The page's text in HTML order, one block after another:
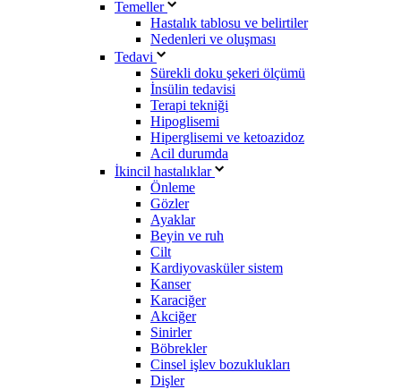
Temeller
Hastalık tablosu ve belirtiler
Nedenleri ve oluşması
Tedavi
Sürekli doku şekeri ölçümü
İnsülin tedavisi
Terapi tekniği
Hipoglisemi
Hiperglisemi ve ketoazidoz
Acil durumda
İkincil hastalıklar
Önleme
Gözler
Ayaklar
Beyin ve ruh
Cilt
Kardiyovasküler sistem
Kanser
Karaciğer
Akciğer
Sinirler
Böbrekler
Cinsel işlev bozuklukları
Dişler